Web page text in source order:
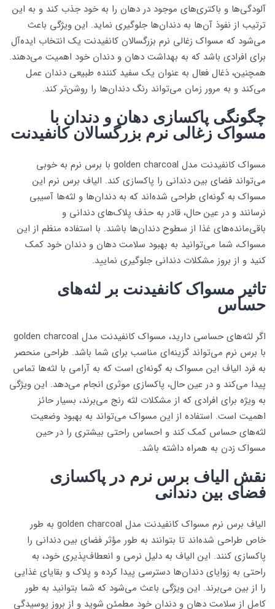
آلودگی‌ها و باکتری‌های موجود در دهان را به خود جذب کند و به این
ترتیب از نفوذ آن‌ها به دندان‌ها جلوگیری نماید. این ویژگی باعث
می‌شود که مسواک زغالی نرم بزرگسالان کانفیدنت یک انتخاب ایده‌آل
برای افرادی باشد که به بهداشت دهان و دندان خود اهمیت می‌دهند.
همچنین، ذغال فعال به عنوان یک سفید کننده طبیعی دندان عمل
می‌کند و به مرور زمان می‌تواند رنگ دندان‌ها را روشن‌تر کند.
چگونگی پاکسازی دهان و دندان با
مسواک زغالی نرم بزرگسالان کانفیدنت
مسواک کانفیدنت مدل golden charcoal با برس نرم به خوبی
می‌تواند فضای بین دندانی را پاکسازی کند. الیاف برس نرم این
مسواک به گونه‌ای طراحی شده‌اند که به دندان‌ها و لثه‌ها آسیبی
نرسانند و در عین حال، قادر به حذف پلاک‌های دندانی و
باقی‌مانده‌های غذا از سطوح دندان‌ها باشند. با استفاده منظم از این
مسواک، شما می‌توانید به بهبود سلامت دهان و دندان خود کمک
کنید و از بروز مشکلات دندانی جلوگیری نمایید.
تاثیر مسواک کانفیدنت بر لثه‌های
حساس
اگر لثه‌های حساسی دارید، مسواک کانفیدنت مدل golden charcoal
با برس نرم می‌تواند گزینه‌ای مناسب برای شما باشد. طراحی منحصر
به فرد الیاف این مسواک به گونه‌ای است که به آرامی با لثه‌ها تماس
پیدا می‌کند و در عین حال، پاکسازی موثری انجام می‌دهد. این ویژگی
به ویژه برای افرادی که از مشکلات لثه رنج می‌برند، بسیار حائز
اهمیت است. استفاده از این مسواک می‌تواند به بهبود وضعیت
لثه‌های حساس کمک کند و احساس راحتی بیشتری را در حین
مسواک زدن به همراه داشته باشد.
نقش الیاف برس نرم در پاکسازی
فضای بین دندانی
الیاف برس نرم مسواک کانفیدنت مدل golden charcoal به طور
خاص طراحی شده‌اند تا بتوانند به طور مؤثر فضای بین دندانی را
پاکسازی کنند. این الیاف به دلیل نرمی و انعطاف‌پذیری خود، به
راحتی به زوایای دندان‌ها دسترسی پیدا کرده و پلاک و بقایای غذایی
را از بین می‌برند. این ویژگی باعث می‌شود که شما بتوانید به طور
کامل از سلامت دهان و دندان خود مطمئن شوید و از بروز پوسیدگی